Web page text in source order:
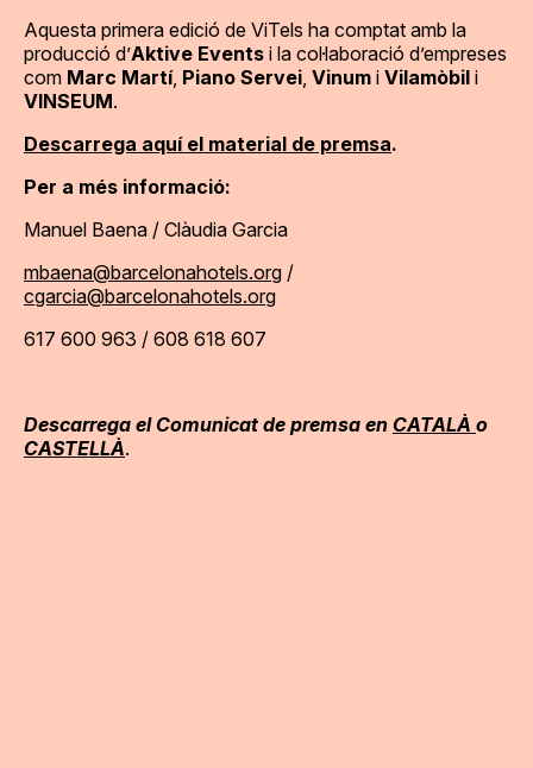
Aquesta primera edició de ViTels ha comptat amb la
producció d’Aktive Events i la col·laboració d’empreses
com Marc Martí, Piano Servei, Vinum i Vilamòbil i
VINSEUM.
Descarrega aquí el material de premsa.
Per a més informació:
Manuel Baena / Clàudia Garcia
mbaena@barcelonahotels.org /
cgarcia@barcelonahotels.org
617 600 963 / 608 618 607
Descarrega el Comunicat de premsa en CATALÀ o
CASTELLÀ.